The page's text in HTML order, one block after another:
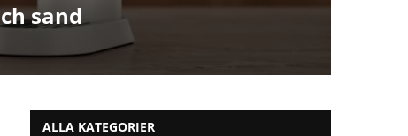
sand
ALLA KATEGORIER